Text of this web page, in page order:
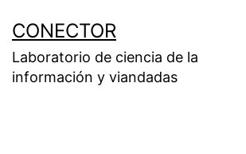
contenido
CONECTOR
Laboratorio de ciencia de la
información y viandadas